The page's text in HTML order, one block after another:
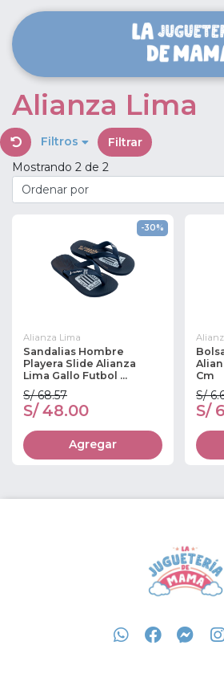
Alianza Lima
Filtros
Filtrar
Mostrando 2 de 2
-30%
Alianza Lima
Sandalias Hombre
Playera Slide Alianza
Lima Gallo Futbol ...
S/ 68.57
S/ 48.00
Agregar
Cm
S/
S/